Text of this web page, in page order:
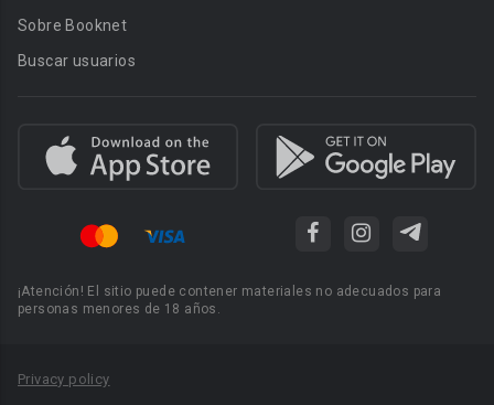
Sobre Booknet
Buscar usuarios
¡Atención! El sitio puede contener materiales no adecuados para
personas menores de 18 años.
Privacy policy